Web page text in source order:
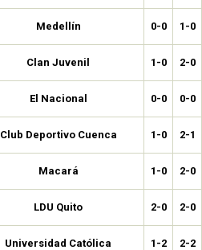
Medellín 0-0 1-0
Clan Juvenil 1-0 2-0
El Nacional 0-0 0-0
Club Deportivo Cuenca 1-0 2-1
Macará 1-0 2-0
LDU Quito 2-0 2-0
Universidad Católica 1-2 2-2